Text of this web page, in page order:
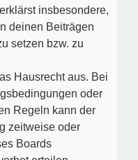
insbesondere,
deinen Beiträgen
setzen bzw. zu
Hausrecht aus. Bei
oder
Regeln kann der
zeitweise oder
Boards